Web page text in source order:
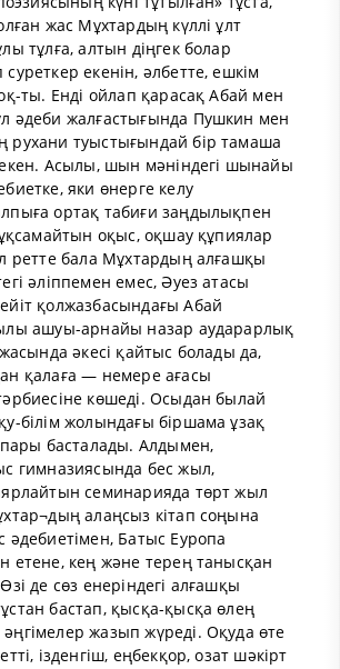
жас Мұхтардың күллі ұлт
тұлға, алтын діңгек болар
екенін, әлбетте, ешкім
ты. Енді ойлап қарасақ Абай мен
әдеби жалғастығында Пушкин мен
рухани туыстығындай бір тамаша
Асылы, шын мәніндегі шынайы
яки өнерге келу
ортақ табиғи заңдылықпен
оқыс, оқшау құпиялар
ретте бала Мұхтардың алғашқы
әліппемен емес, Әуез атасы
қолжазбасындағы Абай
ашуы-арнайы назар аударарлық
әкесі қайтыс болады да,
қалаға — немере ағасы
көшеді. Осыдан былай
білім жолындағы біршама ұзақ
басталады. Алдымен,
гимназиясында бес жыл,
семинарияда төрт жыл
алаңсыз кітап соңына
әдебиетімен, Батыс Еуропа
етене, кең және терең танысқан
де сөз енеріндегі алғашқы
бастап, қысқа-қысқа өлең
жазып жүреді. Оқуда өте
ізденгіш, еңбекқор, озат шәкірт